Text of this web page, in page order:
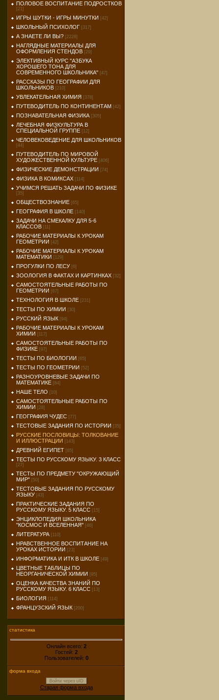
ПОЛОВОЕ ВОСПИТАНИЕ ПОДРОСТКОВ
[21]
ИГРЫ ШУТКИ - ИГРЫ МИНУТКИ [42]
ШКОЛЬНЫЙ ПСИХОЛОГ [317]
А ЗНАЕТЕ ЛИ ВЫ? [2228]
НАГЛЯДНЫЕ МАТЕРИАЛЫ ДЛЯ
ОФОРМЛЕНИЯ СТЕНДОВ [29]
ЭЛЕКТИВНЫЙ КУРС "АЗБУКА
ХОРОШЕГО ТОНА ДЛЯ
СОВРЕМЕННОГО ШКОЛЬНИКА" [47]
РАССКАЗЫ ПО ГЕОГРАФИИ ДЛЯ
ШКОЛЬНИКОВ [210]
УВЛЕКАТЕЛЬНАЯ ХИМИЯ [378]
ПУТЕВОДИТЕЛЬ ПО КОНТИНЕНТАМ [42]
ПОЗНАВАТЕЛЬНАЯ ФИЗИКА [305]
ЛЕЧЕБНАЯ ФИЗКУЛЬТУРА В
СПЕЦИАЛЬНОЙ ГРУППЕ [12]
ЧЕЛОВЕКОВЕДЕНИЕ ДЛЯ ШКОЛЬНИКОВ
[44]
ПУТЕВОДИТЕЛЬ ПО МИРОВОЙ
ХУДОЖЕСТВЕННОЙ КУЛЬТУРЕ [406]
ФИЗИЧЕСКИЕ ДЕМОНСТРАЦИИ [74]
ФИЗИКА В КОМИКСАХ [114]
УЧИМСЯ РЕШАТЬ ЗАДАЧИ ПО ФИЗИКЕ
[35]
ОБЩЕСТВОЗНАНИЕ [65]
ГЕОГРАФИЯ В ШКОЛЕ [140]
ЗАДАЧИ НА СМЕКАЛКУ ДЛЯ 5-6
КЛАССОВ [11]
РАБОЧИЕ МАТЕРИАЛЫ К УРОКАМ
ГЕОМЕТРИИ [42]
РАБОЧИЕ МАТЕРИАЛЫ К УРОКАМ
МАТЕМАТИКИ [129]
ПРОГУЛКИ ПО ЛЕСУ [6]
ЗООЛОГИЯ В ФАКТАХ И КАРТИНКАХ [32]
САМОСТОЯТЕЛЬНЫЕ РАБОТЫ ПО
ГЕОМЕТРИИ [67]
ТЕХНОЛОГИЯ В ШКОЛЕ [231]
ТЕСТЫ ПО ХИМИИ [30]
РУССКИЙ ЯЗЫК [94]
РАБОЧИЕ МАТЕРИАЛЫ К УРОКАМ
ХИМИИ [117]
САМОСТОЯТЕЛЬНЫЕ РАБОТЫ ПО
ФИЗИКЕ [97]
ТЕСТЫ ПО БИОЛОГИИ [65]
ТЕСТЫ ПО ГЕОМЕТРИИ [52]
РАЗНОУРОВНЕВЫЕ ЗАДАЧИ ПО
МАТЕМАТИКЕ [84]
НАШЕ ТЕЛО [10]
САМОСТОЯТЕЛЬНЫЕ РАБОТЫ ПО
ХИМИИ [28]
ГЕОГРАФИЯ ЧУДЕС [77]
ТЕСТОВЫЕ ЗАДАНИЯ ПО ИСТОРИИ [35]
РУССКИЕ ПОСЛОВИЦЫ: ТОЛКОВАНИЕ
И ИЛЛЮСТРАЦИИ [143]
ДРЕВНИЙ ЕГИПЕТ [65]
ТЕСТЫ ПО РУССКОМУ ЯЗЫКУ. 3 КЛАСС
[27]
ТЕСТЫ ПО ПРЕДМЕТУ "ОКРУЖАЮЩИЙ
МИР" [50]
ТЕСТОВЫЕ ЗАДАНИЯ ПО РУССКОМУ
ЯЗЫКУ [43]
ПРАКТИЧЕСКИЕ ЗАДАНИЯ ПО
РУССКОМУ ЯЗЫКУ. 5 КЛАСС [15]
ЭНЦИКЛОПЕДИЯ ШКОЛЬНИКА
"КОСМОС И ВСЕЛЕННАЯ" [46]
ЛИТЕРАТУРА [110]
НРАВСТВЕННОЕ ВОСПИТАНИЕ НА
УРОКАХ ИСТОРИИ [23]
ИНФОРМАТИКА И ИТК В ШКОЛЕ [49]
ЦВЕТНЫЕ ТАБЛИЦЫ ПО
НЕОРГАНИЧЕСКОЙ ХИМИИ [95]
ОЦЕНКА КАЧЕСТВА ЗНАНИЙ ПО
РУССКОМУ ЯЗЫКУ. 6 КЛАСС [13]
БИОЛОГИЯ [114]
ФРАНЦУЗСКИЙ ЯЗЫК [200]
статистика
Онлайн всего: 2
Гостей: 2
Пользователей: 0
форма входа
Войти через uID
Старая форма входа